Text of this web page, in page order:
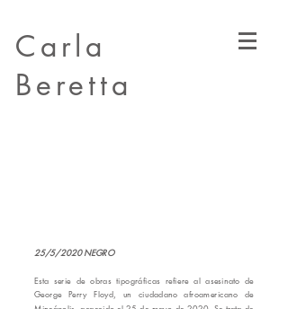
Carla
Beretta
25/5/2020 NEGRO
Esta serie de obras tipográficas refiere al asesinato de
George Perry Floyd, ​un ciudadano afroamericano de